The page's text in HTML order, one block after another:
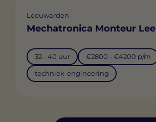
Leeuwarden
Mechatronica Monteur
32 - 40 uur €2800 - €4200 p/m
techniek-engineering